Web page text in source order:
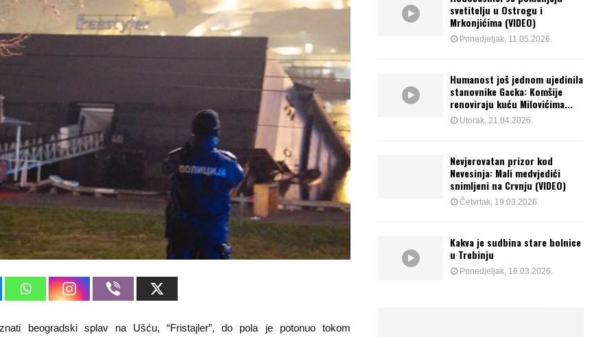
beogradski splav na Ušću, “Fristajler”, do pola je potonuo tokom
svetitelju u Ostrogu i
Mrkonjićima (VIDEO)
Ponedjeljak, 11.05.2026.
Humanost još jednom ujedinila
stanovnike Gacka: Komšije
renoviraju kuću Milovićima...
Utorak, 21.04.2026.
Nevjerovatan prizor kod
Nevesinja: Mali medvjedići
snimljeni na Crvnju (VIDEO)
Četvrtak, 19.03.2026.
Kakva je sudbina stare bolnice
u Trebinju
Ponedjeljak, 16.03.2026.